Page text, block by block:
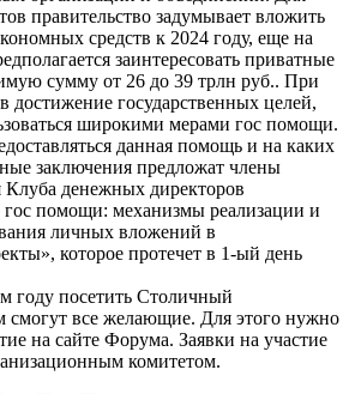
правительство задумывает вложить
средств к 2024 году, еще на
заинтересовать приватные
сумму от 26 до 39 трлн руб.. При
достижение государственных целей,
широкими мерами гос помощи.
данная помощь и на каких
заключения предложат члены
Клуба денежных директоров
гос помощи: механизмы реализации и
личных вложений в
которое протечет в 1-ый день
году посетить Столичный
смогут все желающие. Для этого нужно
на сайте Форума. Заявки на участие
комитетом.